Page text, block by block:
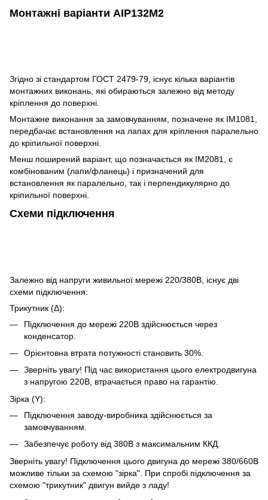
Монтажні варіанти АІР132M2
Згідно зі стандартом ГОСТ 2479-79, існує кілька варіантів
монтажних виконань, які обираються залежно від методу
кріплення до поверхні.
Монтажне виконання за замовчуванням, позначене як IM1081,
передбачає встановлення на лапах для кріплення паралельно
до кріпильної поверхні.
Менш поширений варіант, що позначається як IM2081, є
комбінованим (лапи/фланець) і призначений для
встановлення як паралельно, так і перпендикулярно до
кріпильної поверхні.
Схеми підключення
Залежно від напруги живильної мережі 220/380В, існує дві
схеми підключення:
Трикутник (Δ):
Підключення до мережі 220В здійснюється через
конденсатор.
Орієнтовна втрата потужності становить 30%.
Зверніть увагу! Під час використання цього електродвигуна
з напругою 220В, втрачається право на гарантію.
Зірка (Y):
Підключення заводу-виробника здійснюється за
замовчуванням.
Забезпечує роботу від 380В з максимальним ККД.
Зверніть увагу! Підключення цього двигуна до мережі 380/660В
можливе тільки за схемою "зірка". При спробі підключення за
схемою "трикутник" двигун вийде з ладу!